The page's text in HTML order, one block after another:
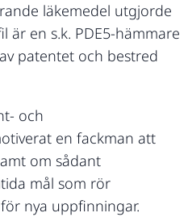
läkemedel utgjorde
en s.k. PDE5-hämmare
patentet och bestred
och
en fackman att
om sådant
mål som rör
nya uppfinningar.